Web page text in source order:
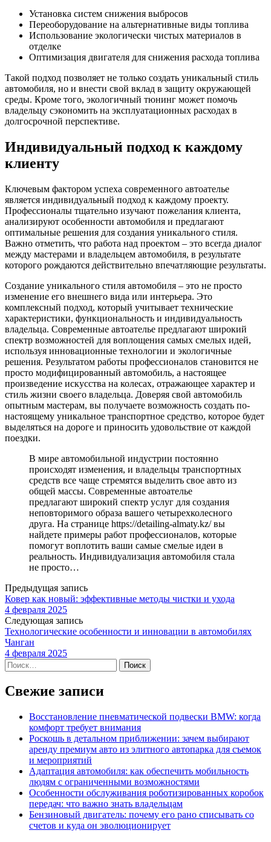
Установка систем снижения выбросов
Переоборудование на альтернативные виды топлива
Использование экологически чистых материалов в
отделке
Оптимизация двигателя для снижения расхода топлива
Такой подход позволяет не только создать уникальный стиль
автомобиля, но и внести свой вклад в защиту окружающей
среды. Кроме того, экологичный тюнинг может помочь
владельцу сэкономить на эксплуатационных расходах в
долгосрочной перспективе.
Индивидуальный подход к каждому
клиенту
Ключевым фактором успеха современного автоателье
является индивидуальный подход к каждому проекту.
Профессионалы тщательно изучают пожелания клиента,
анализируют особенности автомобиля и предлагают
оптимальные решения для создания уникального стиля.
Важно отметить, что работа над проектом – это всегда диалог
между мастерами и владельцем автомобиля, в результате
которого рождаются действительно впечатляющие результаты.
Создание уникального стиля автомобиля – это не просто
изменение его внешнего вида или интерьера. Это
комплексный подход, который учитывает технические
характеристики, функциональность и индивидуальность
владельца. Современные автоателье предлагают широкий
спектр возможностей для воплощения самых смелых идей,
используя инновационные технологии и экологичные
решения. Результатом работы профессионалов становится не
просто модифицированный автомобиль, а настоящее
произведение искусства на колесах, отражающее характер и
стиль жизни своего владельца. Доверяя свой автомобиль
опытным мастерам, вы получаете возможность создать по-
настоящему уникальное транспортное средство, которое будет
выделяться на дороге и приносить удовольствие от каждой
поездки.
В мире автомобильной индустрии постоянно
происходят изменения, и владельцы транспортных
средств все чаще стремятся выделить свое авто из
общей массы. Современные автоателье
предлагают широкий спектр услуг для создания
неповторимого образа вашего четырехколесного
друга. На странице https://detailing-almaty.kz/ вы
найдете примеры работ профессионалов, которые
помогут воплотить ваши самые смелые идеи в
реальность. Индивидуализация автомобиля стала
не просто…
Предыдущая запись
Ковер как новый: эффективные методы чистки и ухода
4 февраля 2025
Следующая запись
Технологические особенности и инновации в автомобилях
Чанган
4 февраля 2025
Найти:
Свежие записи
Восстановление пневматической подвески BMW: когда
комфорт требует внимания
Роскошь в детальном приближении: зачем выбирают
аренду премиум авто из элитного автопарка для съемок
и мероприятий
Адаптация автомобиля: как обеспечить мобильность
людям с ограниченными возможностями
Особенности обслуживания роботизированных коробок
передач: что важно знать владельцам
Бензиновый двигатель: почему его рано списывать со
счетов и куда он эволюционирует